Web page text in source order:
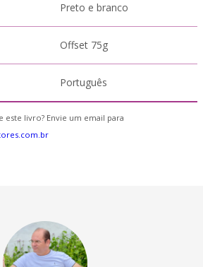
Preto e branco
Offset 75g
Português
este livro? Envie um email para